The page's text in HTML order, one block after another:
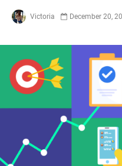
Victoria December 20,